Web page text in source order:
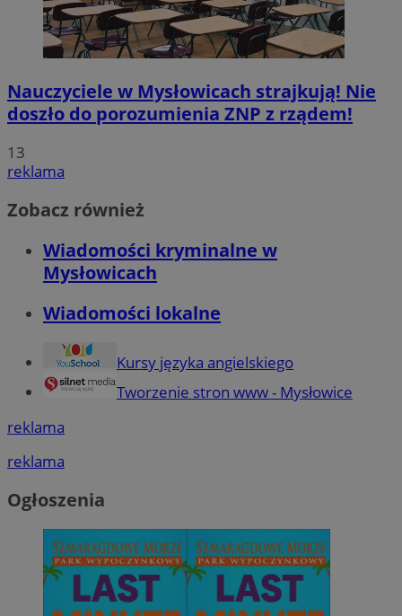
Nauczyciele w Mysłowicach strajkują! Nie
doszło do porozumienia ZNP z rządem!
13
reklama
Zobacz również
Wiadomości kryminalne w
Mysłowicach
Wiadomości lokalne
Kursy języka angielskiego
Tworzenie stron www - Mysłowice
reklama
reklama
Ogłoszenia